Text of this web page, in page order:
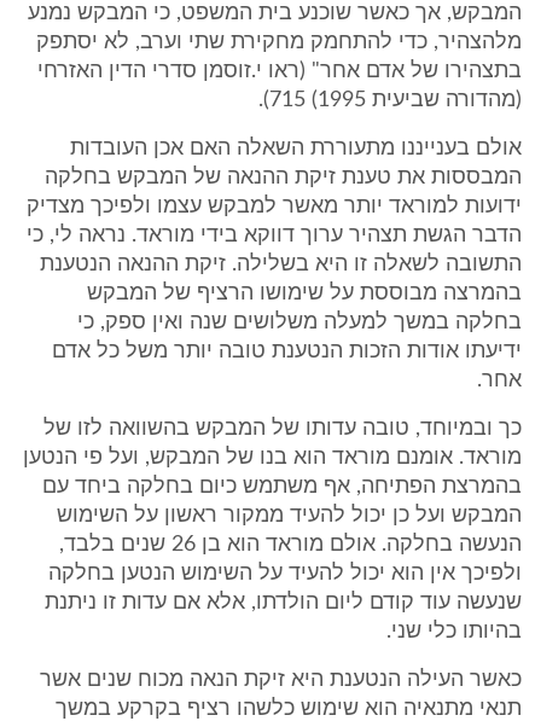
המבקש, אך כאשר שוכנע בית המשפט, כי המבקש נמנע
מלהצהיר, כדי להתחמק מחקירת שתי וערב, לא יסתפק
בתצהירו של אדם אחר" (ראו י.זוסמן סדרי הדין האזרחי
(מהדורה שביעית 1995) 715).
אולם בענייננו מתעוררת השאלה האם אכן העובדות
המבססות את טענת זיקת ההנאה של המבקש בחלקה
ידועות למוראד יותר מאשר למבקש עצמו ולפיכך מצדיק
הדבר הגשת תצהיר ערוך דווקא בידי מוראד. נראה לי, כי
התשובה לשאלה זו היא בשלילה. זיקת ההנאה הנטענת
בהמרצה מבוססת על שימושו הרציף של המבקש
בחלקה במשך למעלה משלושים שנה ואין ספק, כי
ידיעתו אודות הזכות הנטענת טובה יותר משל כל אדם
אחר.
כך ובמיוחד, טובה עדותו של המבקש בהשוואה לזו של
מוראד. אומנם מוראד הוא בנו של המבקש, ועל פי הנטען
בהמרצת הפתיחה, אף משתמש כיום בחלקה ביחד עם
המבקש ועל כן יכול להעיד ממקור ראשון על השימוש
הנעשה בחלקה. אולם מוראד הוא בן 26 שנים בלבד,
ולפיכך אין הוא יכול להעיד על השימוש הנטען בחלקה
שנעשה עוד קודם ליום הולדתו, אלא אם עדות זו ניתנת
בהיותו כלי שני.
כאשר העילה הנטענת היא זיקת הנאה מכוח שנים אשר
תנאי מתנאיה הוא שימוש כלשהו רציף בקרקע במשך